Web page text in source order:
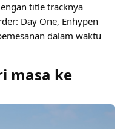
title tracknya
Day One, Enhypen
dalam waktu
masa ke